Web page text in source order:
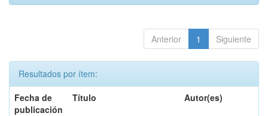
Anterior 1 Siguiente
Resultados por ítem:
Fecha de
publicación
Título Autor(es)